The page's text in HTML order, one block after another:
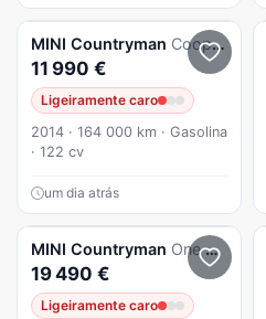
MINI Countryman Cooper Park Lane Chili
11 990 €
Ligeiramente caro
2014 · 164 000 km · Gasolina
· 122 cv
um dia atrás
MINI Countryman One D Auto
19 490 €
Ligeiramente caro